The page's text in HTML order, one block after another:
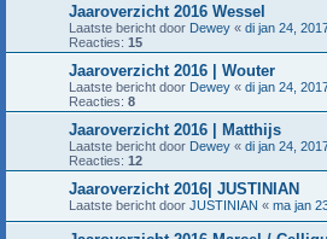
Jaaroverzicht 2016 Wessel
Laatste bericht door Dewey « di jan 24,
Reacties: 15
Jaaroverzicht 2016 | Wouter
Laatste bericht door Dewey « di jan 24,
Reacties: 8
Jaaroverzicht 2016 | Matthijs
Laatste bericht door Dewey « di jan 24,
Reacties: 12
Jaaroverzicht 2016| JUSTINIAN
Laatste bericht door JUSTINIAN « ma jan